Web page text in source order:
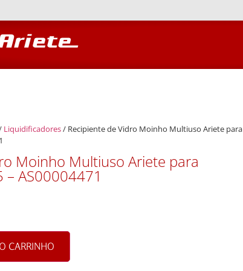
Liquidificadores/ Recipiente de Vidro Moinho Multiuso Ariete para
Moinho Multiuso Ariete para
AS00004471
CARRINHO